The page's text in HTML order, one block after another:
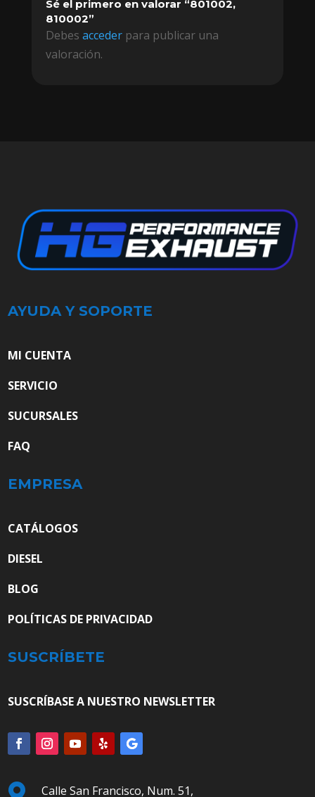
Sé el primero en valorar “801002,
810002”
Debes accederpara publicar una
valoración.
AYUDA Y SOPORTE
MI CUENTA
SERVICIO
SUCURSALES
FAQ
EMPRESA
CATÁLOGOS
DIESEL
BLOG
POLÍTICAS DE PRIVACIDAD
SUSCRÍBETE
SUSCRÍBASE A NUESTRO NEWSLETTER
Calle San Francisco, Num. 51,